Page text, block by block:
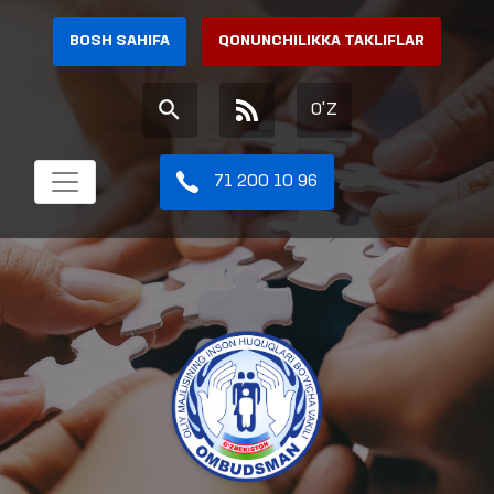
BOSH SAHIFA QONUNCHILIKKA TAKLIFLAR
O'Z
71 200 10 96